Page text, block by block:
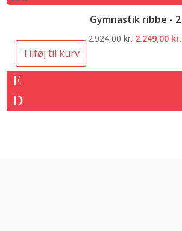
Gymnastik ribbe - 2
2.924,00kr. Den
2.249,00 kr.
Tilføj til kurv